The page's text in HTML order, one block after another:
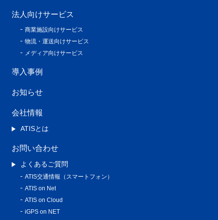
法人向けサービス
商業施設向けサービス
物流・運送向けサービス
メディア向けサービス
導入事例
お知らせ
会社情報
ATISとは
お問い合わせ
よくあるご質問
ATIS交通情報（スマートフォン）
ATIS on Net
ATIS on Cloud
iGPS on NET